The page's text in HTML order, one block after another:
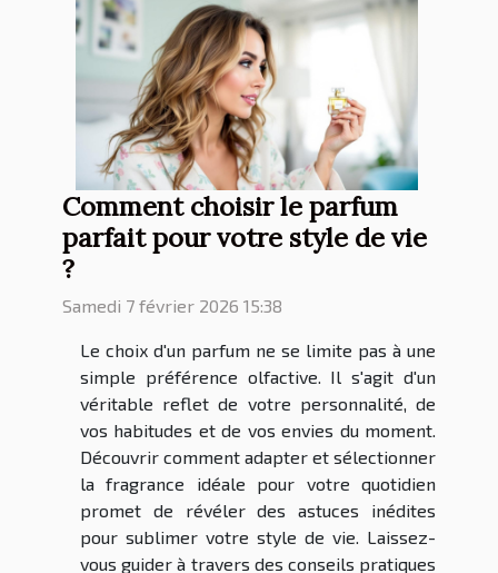
Comment choisir le parfum
parfait pour votre style de vie
?
Samedi 7 février 2026 15:38
Le choix d'un parfum ne se limite pas à une
simple préférence olfactive. Il s'agit d'un
véritable reflet de votre personnalité, de
vos habitudes et de vos envies du moment.
Découvrir comment adapter et sélectionner
la fragrance idéale pour votre quotidien
promet de révéler des astuces inédites
pour sublimer votre style de vie. Laissez-
vous guider à travers des conseils pratiques